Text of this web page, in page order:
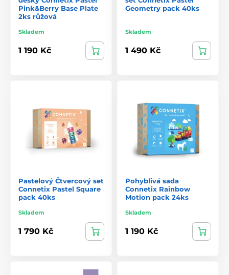
Pink&Berry Base Plate
2ks růžová
Skladem
1 190 Kč
Geometry pack 40ks
Skladem
1 490 Kč
Pastelový Čtvercový set
Connetix Pastel Square
pack 40ks
Skladem
1 790 Kč
Pohyblivá sada
Connetix Rainbow
Motion pack 24ks
Skladem
1 190 Kč